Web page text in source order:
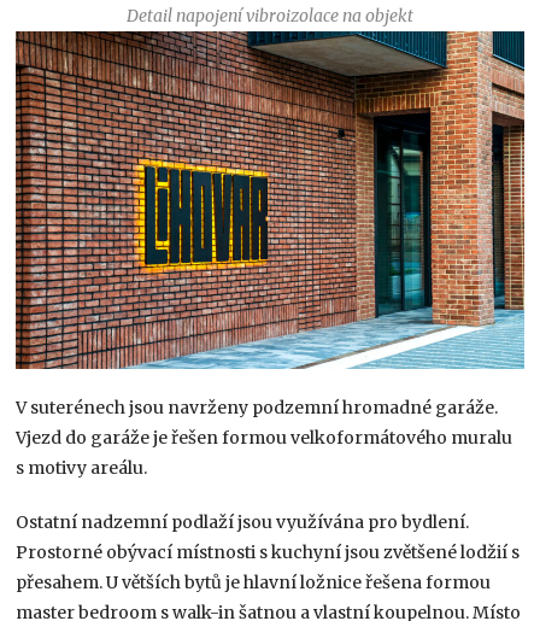
Detail napojení vibroizolace na objekt
V suterénech jsou navrženy podzemní hromadné garáže.
Vjezd do garáže je řešen formou velkoformátového muralu
s motivy areálu.
Ostatní nadzemní podlaží jsou využívána pro bydlení.
Prostorné obývací místnosti s kuchyní jsou zvětšené lodžií s
přesahem. U větších bytů je hlavní ložnice řešena formou
master bedroom s walk-in šatnou a vlastní koupelnou. Místo